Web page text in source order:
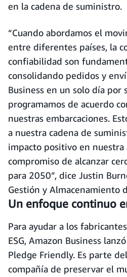
en la cadena de suministro.
“Cuando abordamos el
entre diferentes países, la
confiabilidad son
consolidando pedidos y
Business en un solo día por
programamos de acuerdo
nuestras embarcaciones.
a nuestra cadena de
impacto positivo en nuestra
compromiso de alcanzar
para 2050”, dice Justin
Gestión y Almacenamiento
Un enfoque continuo
Para ayudar a los
ESG, Amazon Business
Pledge Friendly. Es parte
compañía de preservar el